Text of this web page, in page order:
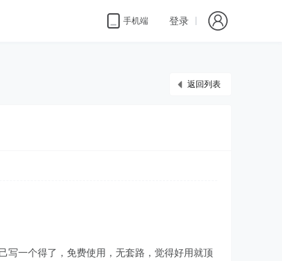
手机端 登录
返回列表
写一个得了，免费使用，无套路，觉得好用就顶